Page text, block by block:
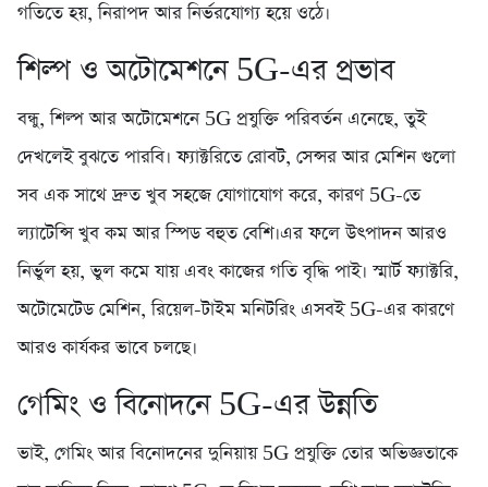
গতিতে হয়, নিরাপদ আর নির্ভরযোগ্য হয়ে ওঠে।
শিল্প ও অটোমেশনে 5G-এর প্রভাব
বন্ধু, শিল্প আর অটোমেশনে 5G প্রযুক্তি পরিবর্তন এনেছে, তুই
দেখলেই বুঝতে পারবি। ফ্যাক্টরিতে রোবট, সেন্সর আর মেশিন গুলো
সব এক সাথে দ্রুত খুব সহজে যোগাযোগ করে, কারণ 5G-তে
ল্যাটেন্সি খুব কম আর স্পিড বহুত বেশি।এর ফলে উৎপাদন আরও
নির্ভুল হয়, ভুল কমে যায় এবং কাজের গতি বৃদ্ধি পাই। স্মার্ট ফ্যাক্টরি,
অটোমেটেড মেশিন, রিয়েল-টাইম মনিটরিং এসবই 5G-এর কারণে
আরও কার্যকর ভাবে চলছে।
গেমিং ও বিনোদনে 5G-এর উন্নতি
ভাই, গেমিং আর বিনোদনের দুনিয়ায় 5G প্রযুক্তি তোর অভিজ্ঞতাকে